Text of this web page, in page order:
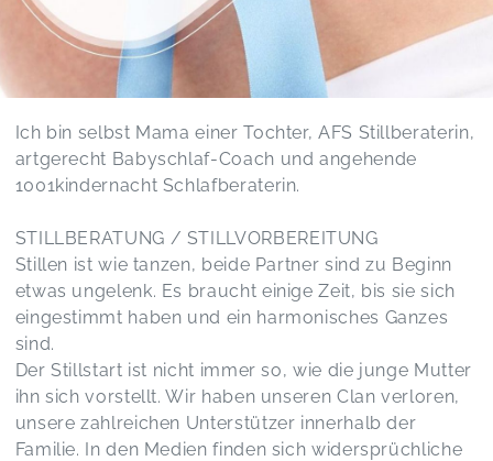
Ich bin selbst Mama einer Tochter, AFS Stillberaterin,
artgerecht Babyschlaf-Coach und angehende
1001kindernacht Schlafberaterin.
STILLBERATUNG / STILLVORBEREITUNG
Stillen ist wie tanzen, beide Partner sind zu Beginn
etwas ungelenk. Es braucht einige Zeit, bis sie sich
eingestimmt haben und ein harmonisches Ganzes
sind.
Der Stillstart ist nicht immer so, wie die junge Mutter
ihn sich vorstellt. Wir haben unseren Clan verloren,
unsere zahlreichen Unterstützer innerhalb der
Familie. In den Medien finden sich widersprüchliche